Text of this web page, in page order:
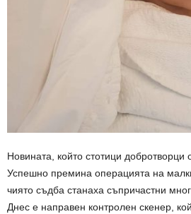
Новината, който стотици добротворци
Успешно премина операцията на
чиято съдба станаха съпричастни
Днес е направен контролен скенер,